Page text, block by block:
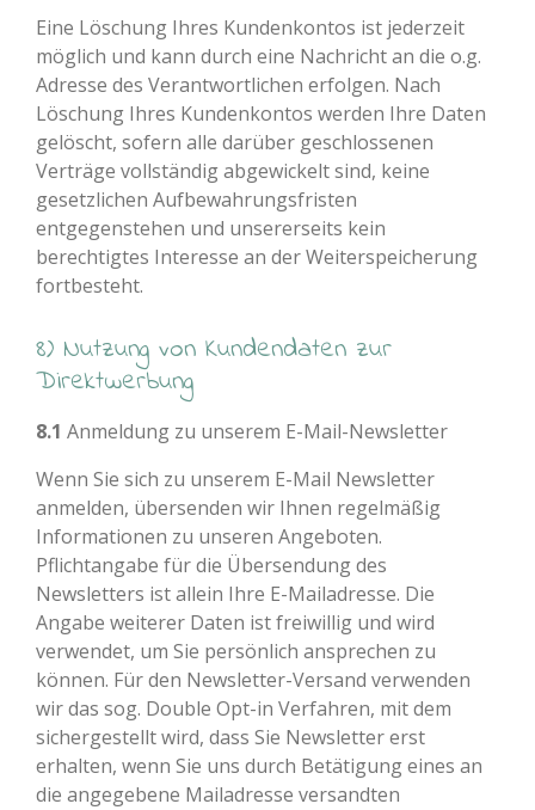
Eine Löschung Ihres Kundenkontos ist jederzeit
möglich und kann durch eine Nachricht an die o.g.
Adresse des Verantwortlichen erfolgen. Nach
Löschung Ihres Kundenkontos werden Ihre Daten
gelöscht, sofern alle darüber geschlossenen
Verträge vollständig abgewickelt sind, keine
gesetzlichen Aufbewahrungsfristen
entgegenstehen und unsererseits kein
berechtigtes Interesse an der Weiterspeicherung
fortbesteht.
8) Nutzung von Kundendaten zur
Direktwerbung
8.1 Anmeldung zu unserem E-Mail-Newsletter
Wenn Sie sich zu unserem E-Mail Newsletter
anmelden, übersenden wir Ihnen regelmäßig
Informationen zu unseren Angeboten.
Pflichtangabe für die Übersendung des
Newsletters ist allein Ihre E-Mailadresse. Die
Angabe weiterer Daten ist freiwillig und wird
verwendet, um Sie persönlich ansprechen zu
können. Für den Newsletter-Versand verwenden
wir das sog. Double Opt-in Verfahren, mit dem
sichergestellt wird, dass Sie Newsletter erst
erhalten, wenn Sie uns durch Betätigung eines an
die angegebene Mailadresse versandten